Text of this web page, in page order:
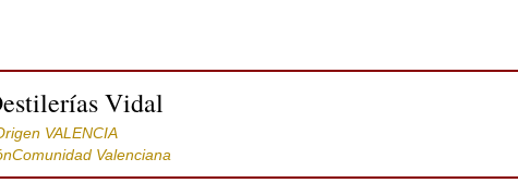
Vidal
VALENCIA
Valenciana